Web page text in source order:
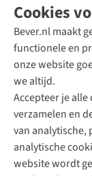
Cookies
Bever.nl maakt
functionele en
onze website
we altijd.
Accepteer je
verzamelen en
van analytische,
analytische
website wordt
Direct advies
+31 (0)85
+31 6 12 28